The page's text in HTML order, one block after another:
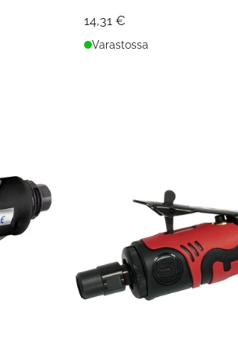
14,31 €
Varastossa